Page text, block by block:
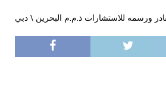
ورسمه للاستشارات ذ.م.م البحرين \ دبي